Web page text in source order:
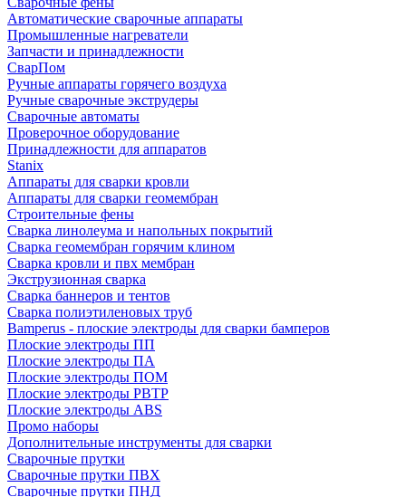
Автоматические сварочные аппараты
Промышленные нагреватели
Запчасти и принадлежности
СварПом
Ручные аппараты горячего воздуха
Ручные сварочные экструдеры
Сварочные автоматы
Проверочное оборудование
Принадлежности для аппаратов
Stanix
Аппараты для сварки кровли
Аппараты для сварки геомембран
Строительные фены
Сварка линолеума и напольных покрытий
Сварка геомембран горячим клином
Сварка кровли и пвх мембран
Экструзионная сварка
Сварка баннеров и тентов
Сварка полиэтиленовых труб
Bamperus - плоские электроды для сварки бамперов
Плоские электроды ПП
Плоские электроды ПА
Плоские электроды ПОМ
Плоские электроды РВТР
Плоские электроды ABS
Промо наборы
Дополнительные инструменты для сварки
Сварочные прутки
Сварочные прутки ПВХ
Сварочные прутки ПНД